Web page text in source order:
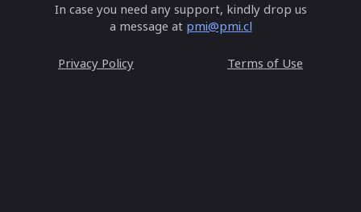
In case you need any support, kindly drop us
a message at pmi@pmi.cl
Privacy Policy Terms of Use